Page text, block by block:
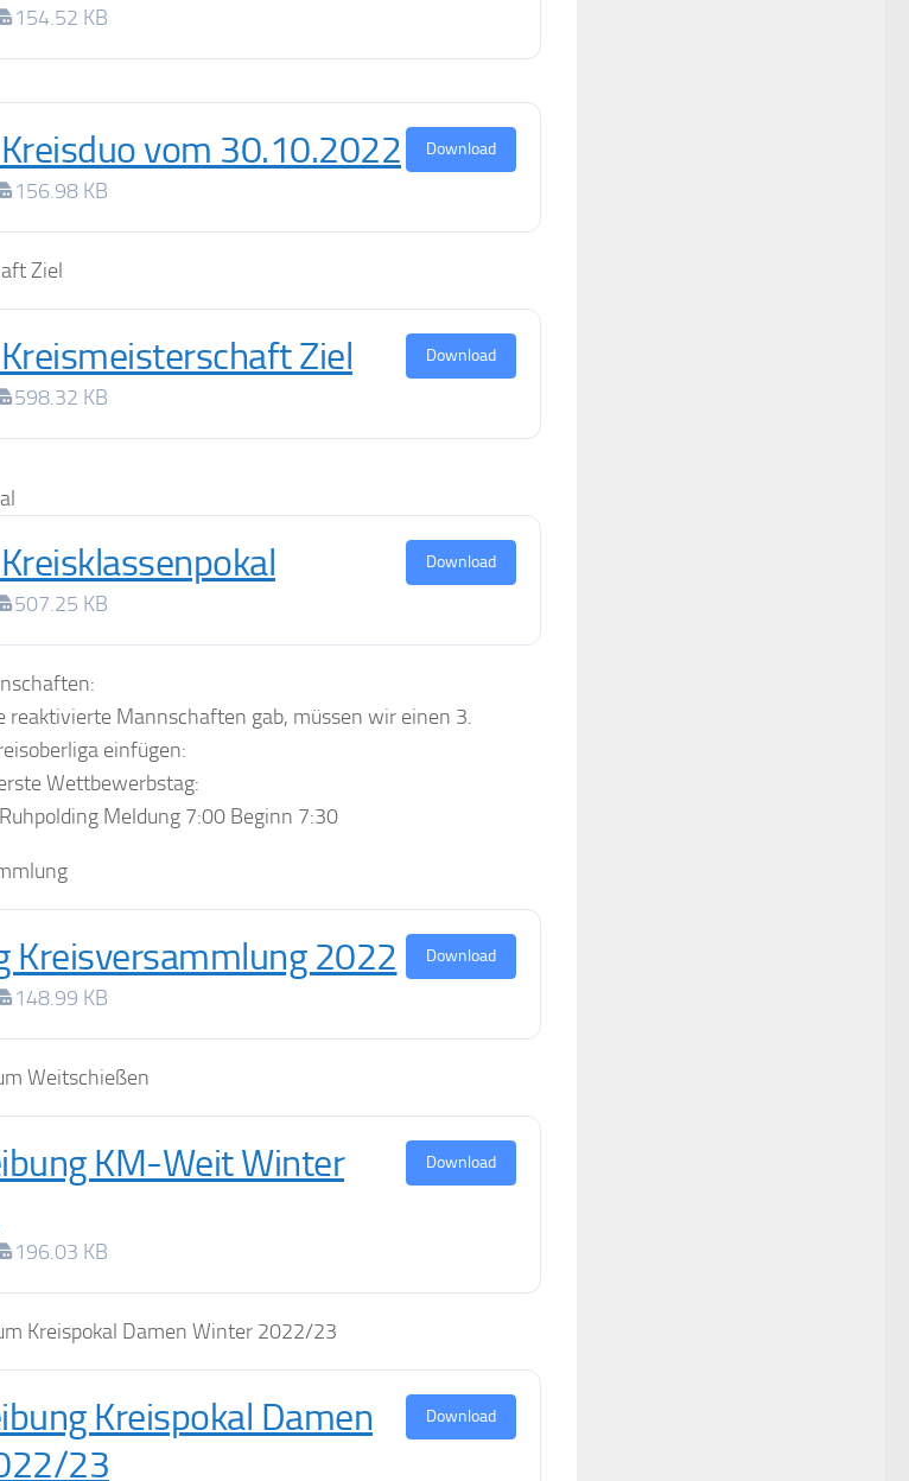
154.52 KB
vom 30.10.2022
156.98 KB
Download
Ziel
Ziel
598.32 KB
Download
507.25 KB
Download
reaktivierte Mannschaften gab, müssen wir einen 3.
einfügen:
Wettbewerbstag:
Meldung 7:00 Beginn 7:30
Kreisversammlung 2022
148.99 KB
Download
Weitschießen
KM-Weit Winter
196.03 KB
Download
Kreispokal Damen Winter 2022/23
Kreispokal Damen
23
Download